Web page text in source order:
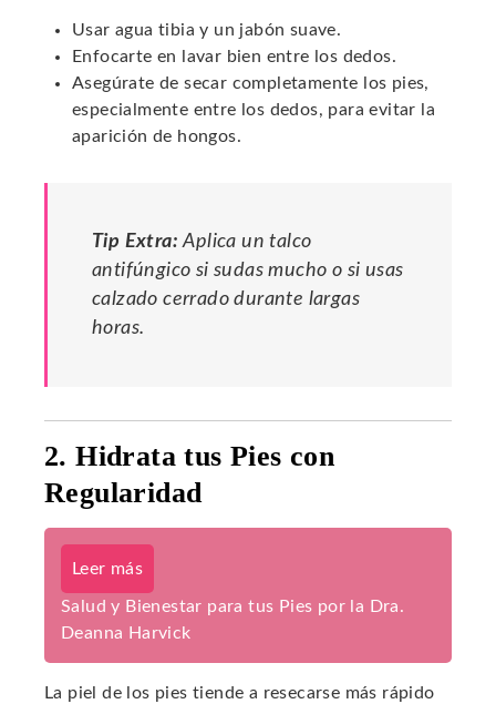
Usar agua tibia y un jabón suave.
Enfocarte en lavar bien entre los dedos.
Asegúrate de secar completamente los pies,
especialmente entre los dedos, para evitar la
aparición de hongos.
Tip Extra: Aplica un talco
antifúngico si sudas mucho o si usas
calzado cerrado durante largas
horas.
2. Hidrata tus Pies con
Regularidad
Leer más
Salud y Bienestar para tus Pies por la Dra.
Deanna Harvick
La piel de los pies tiende a resecarse más rápido